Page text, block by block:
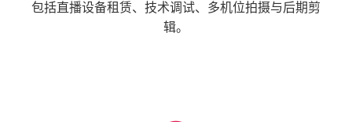
包括直播设备租赁、技术调试、多机位拍摄与后期剪
辑。